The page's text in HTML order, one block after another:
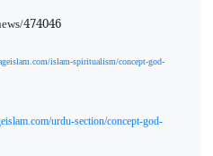
474046
islam-spiritualism/concept-god-
urdu-section/concept-god-